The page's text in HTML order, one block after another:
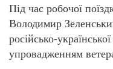
Під час робочої
Володимир
російсько-
упровадженням